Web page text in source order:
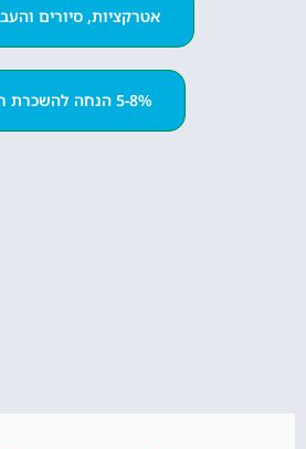
אטרקציות, סיורים
5-8% הנחה להשכרת רכב